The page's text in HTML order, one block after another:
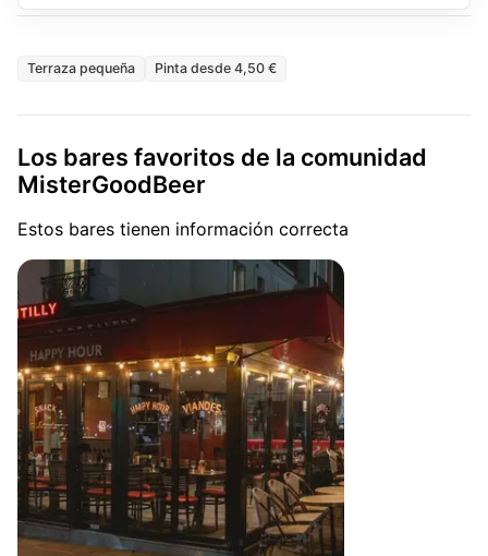
Terraza pequeña Pinta desde 4,50 €
Los bares favoritos de la comunidad
MisterGoodBeer
Estos bares tienen información correcta